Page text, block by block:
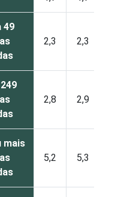
49
2,3 2,3
2,8 2,9
mais
5,2 5,3